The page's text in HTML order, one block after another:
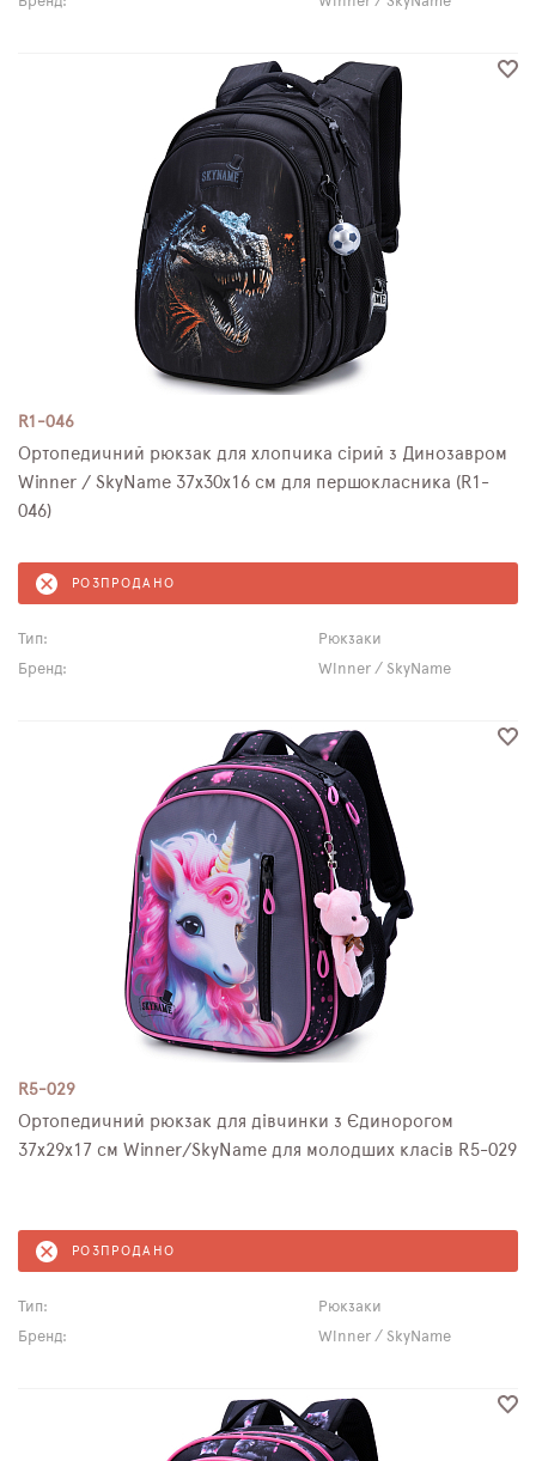
R1-046
Ортопедичний рюкзак для хлопчика сірий з Динозавром
Winner / SkyName 37х30х16 см для першокласника (R1-
046)
РОЗПРОДАНО
Тип:
Рюкзаки
Бренд:
Winner / SkyName
R5-029
Ортопедичний рюкзак для дівчинки з Єдинорогом
37х29х17 см Winner/SkyName для молодших класів R5-029
РОЗПРОДАНО
Тип:
Рюкзаки
Бренд:
Winner / SkyName